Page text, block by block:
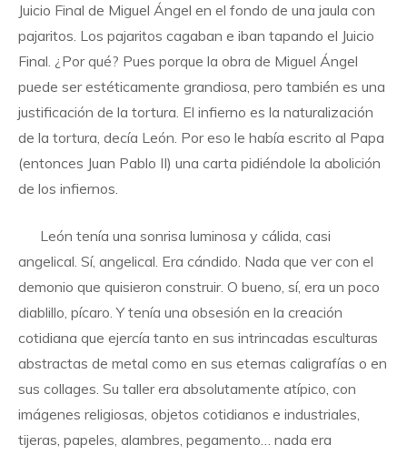
Juicio Final de Miguel Ángel en el fondo de una jaula con
pajaritos. Los pajaritos cagaban e iban tapando el Juicio
Final. ¿Por qué? Pues porque la obra de Miguel Ángel
puede ser estéticamente grandiosa, pero también es una
justificación de la tortura. El infierno es la naturalización
de la tortura, decía León. Por eso le había escrito al Papa
(entonces Juan Pablo II) una carta pidiéndole la abolición
de los infiernos.
León tenía una sonrisa luminosa y cálida, casi
angelical. Sí, angelical. Era cándido. Nada que ver con el
demonio que quisieron construir. O bueno, sí, era un poco
diablillo, pícaro. Y tenía una obsesión en la creación
cotidiana que ejercía tanto en sus intrincadas esculturas
abstractas de metal como en sus eternas caligrafías o en
sus collages. Su taller era absolutamente atípico, con
imágenes religiosas, objetos cotidianos e industriales,
tijeras, papeles, alambres, pegamento… nada era